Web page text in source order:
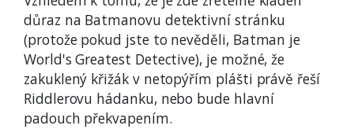
důraz na Batmanovu detektivní stránku
(protože pokud jste to nevěděli, Batman je
World's Greatest Detective), je možné, že
zakuklený křižák v netopýřím plášti právě řeší
Riddlerovu hádanku, nebo bude hlavní
padouch překvapením.